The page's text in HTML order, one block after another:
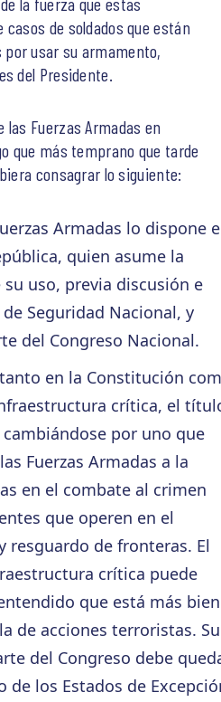
de soldados que están
por usar su armamento,
del Presidente.
las Fuerzas Armadas en
que más temprano que tarde
consagrar lo siguiente:
Armadas lo dispone
quien asume la
uso, previa discusión e
Seguridad Nacional, y
del Congreso Nacional.
en la Constitución
crítica, el
por uno que
Fuerzas Armadas a la
en el combate al crimen
que operen en el
resguardo de fronteras. El
crítica puede
que está más bien
de acciones terroristas. Su
del Congreso debe
de los Estados de